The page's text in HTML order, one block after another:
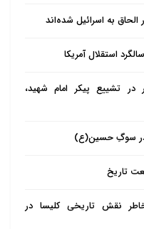
به اسرائیل شده‌اند
استقلال آمریکا
در تشییع پیکر امام شهید،
در سوگِ حسین(ع)
تاریخ
نقش تاریخی کلیسا در